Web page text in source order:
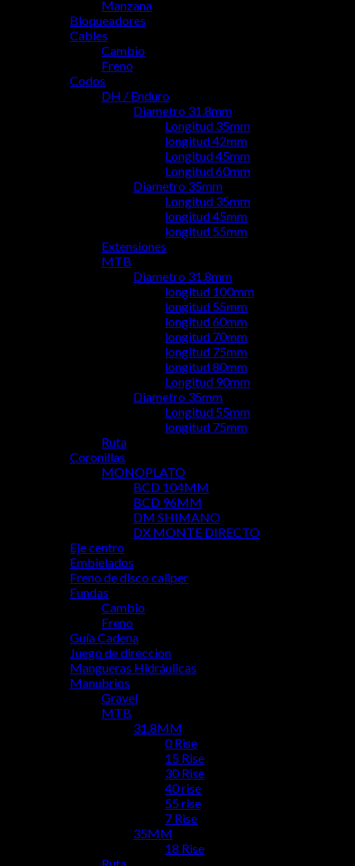
Manzana
Bloqueadores
Cables
Cambio
Freno
Codos
DH / Enduro
Diametro 31.8mm
Longitud 35mm
longitud 42mm
Longitud 45mm
Longitud 60mm
Diametro 35mm
Longitud 35mm
longitud 45mm
longitud 55mm
Extensiones
MTB
Diametro 31.8mm
longitud 100mm
longitud 55mm
longitud 60mm
longitud 70mm
longitud 75mm
longitud 80mm
Longitud 90mm
Diametro 35mm
Longitud 55mm
longitud 75mm
Ruta
Coronillas
MONOPLATO
BCD 104MM
BCD 96MM
DM SHIMANO
DX MONTE DIRECTO
Eje centro
Embielados
Freno de disco caliper
Fundas
Cambio
Freno
Guía Cadena
Juego de direccion
Mangueras Hidráulicas
Manubrios
Gravel
MTB
31.8MM
0 Rise
15 Rise
30 Rise
40 rise
55 rise
7 Rise
35MM
18 Rise